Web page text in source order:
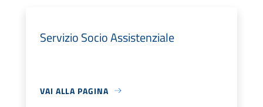
Servizio Socio Assistenziale
VAI ALLA PAGINA